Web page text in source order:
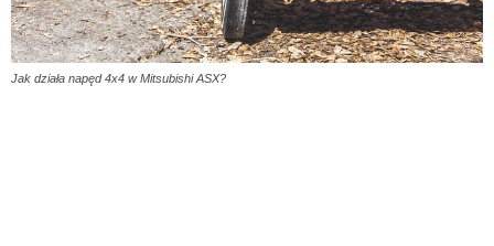
Jak działa napęd 4x4 w Mitsubishi ASX?